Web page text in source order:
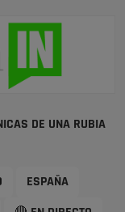
DE UNA RUBIA
ESPAÑA